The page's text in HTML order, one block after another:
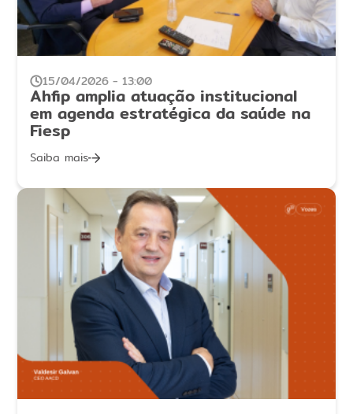
15/04/2026 - 13:00
Ahfip amplia atuação institucional
em agenda estratégica da saúde na
Fiesp
Saiba mais